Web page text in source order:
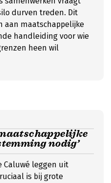
durven treden. Dit
aan maatschappelijke
handleiding voor wie
heen wil
nodig’
Caluwé leggen uit
is bij grote